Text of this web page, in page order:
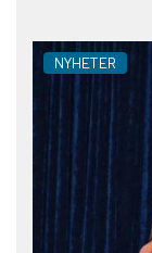
NYHETER